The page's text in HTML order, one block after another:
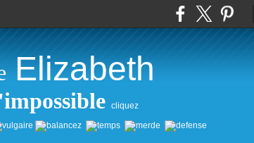
Elizabeth
cliquez